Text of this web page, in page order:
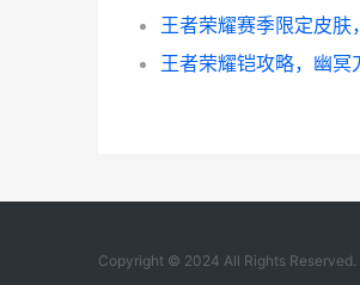
Copyright © 2024 All Rights Reserved.